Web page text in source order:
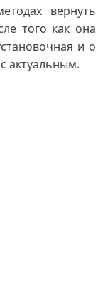
вернуть
того как она
и о
актуальным.